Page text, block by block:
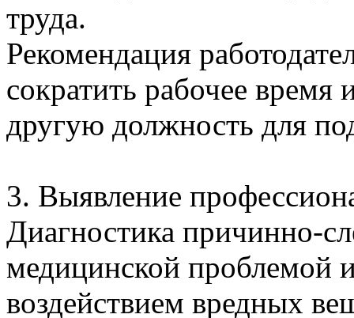
труда.
Рекомендация
сократить рабочее время
другую должность для
3. Выявление
Диагностика причинно-
медицинской проблемой
воздействием вредных